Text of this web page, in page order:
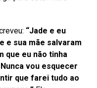
“Jade e eu
e sua mãe salvaram
que eu não tinha
vou esquecer
que farei tudo ao